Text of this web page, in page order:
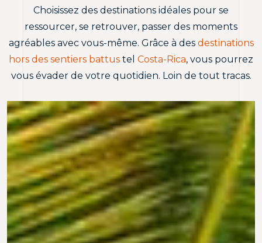
Choisissez des destinations idéales pour se
ressourcer, se retrouver, passer des moments
agréables avec vous-même. Grâce à des destinations
hors des sentiers battus tel Costa-Rica, vous pourrez
vous évader de votre quotidien. Loin de tout tracas.